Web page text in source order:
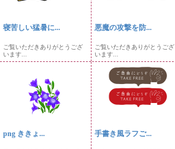
寝苦しい猛暑に...
ご覧いただきありがとうござ
います...
悪魔の攻撃を防...
ご覧いただきありがとうござ
います...
png ききょ... 手書き風ラフご...